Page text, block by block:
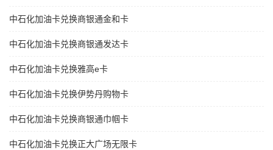
中石化加油卡兑换商银通金和卡
中石化加油卡兑换商银通发达卡
中石化加油卡兑换雅高e卡
中石化加油卡兑换伊势丹购物卡
中石化加油卡兑换商银通巾帼卡
中石化加油卡兑换正大广场无限卡